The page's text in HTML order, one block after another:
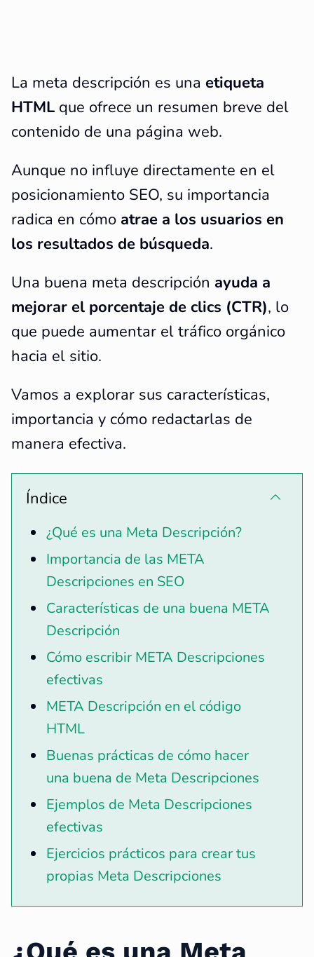
La meta descripción es una etiqueta
HTML que ofrece un resumen breve del
contenido de una página web.
Aunque no influye directamente en el
posicionamiento SEO, su importancia
radica en cómo atrae a los usuarios en
los resultados de búsqueda.
Una buena meta descripción ayuda a
mejorar el porcentaje de clics (CTR), lo
que puede aumentar el tráfico orgánico
hacia el sitio.
Vamos a explorar sus características,
importancia y cómo redactarlas de
manera efectiva.
Índice
¿Qué es una Meta Descripción?
Importancia de las META
Descripciones en SEO
Características de una buena META
Descripción
Cómo escribir META Descripciones
efectivas
META Descripción en el código
HTML
Buenas prácticas de cómo hacer
una buena de Meta Descripciones
Ejemplos de Meta Descripciones
efectivas
Ejercicios prácticos para crear tus
propias Meta Descripciones